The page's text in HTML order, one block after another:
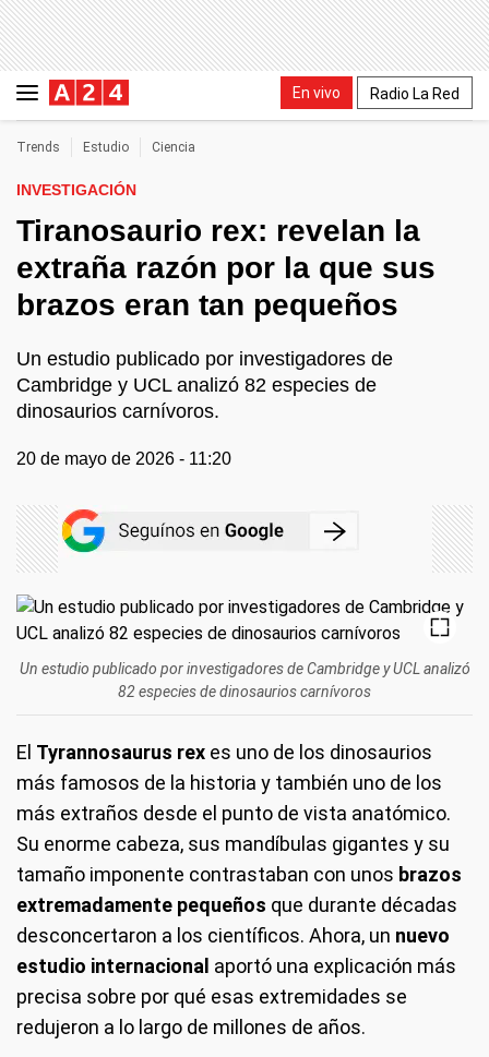
En vivo Radio La Red
Trends Estudio Ciencia
INVESTIGACIÓN
Tiranosaurio rex: revelan la
extraña razón por la que sus
brazos eran tan pequeños
Un estudio publicado por investigadores de
Cambridge y UCL analizó 82 especies de
dinosaurios carnívoros.
20 de mayo de 2026 - 11:20
Un estudio publicado por investigadores de Cambridge y UCL analizó
82 especies de dinosaurios carnívoros
El Tyrannosaurus rex es uno de los dinosaurios
más famosos de la historia y también uno de los
más extraños desde el punto de vista anatómico.
Su enorme cabeza, sus mandíbulas gigantes y su
tamaño imponente contrastaban con unos brazos
extremadamente pequeños que durante décadas
desconcertaron a los científicos. Ahora, un nuevo
estudio internacional aportó una explicación más
precisa sobre por qué esas extremidades se
redujeron a lo largo de millones de años.